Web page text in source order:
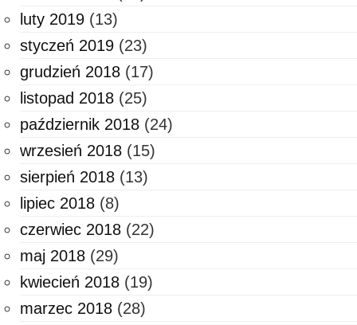
luty 2019 (13)
styczeń 2019 (23)
grudzień 2018 (17)
listopad 2018 (25)
październik 2018 (24)
wrzesień 2018 (15)
sierpień 2018 (13)
lipiec 2018 (8)
czerwiec 2018 (22)
maj 2018 (29)
kwiecień 2018 (19)
marzec 2018 (28)